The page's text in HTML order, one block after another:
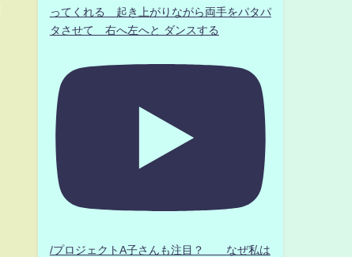
ってくれる 起き上がりながら両手をパタパ
タさせて 右へ左へと ダンスする
/プロジェクトA子さんも注目？ なぜ私は